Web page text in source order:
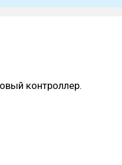
контроллер.